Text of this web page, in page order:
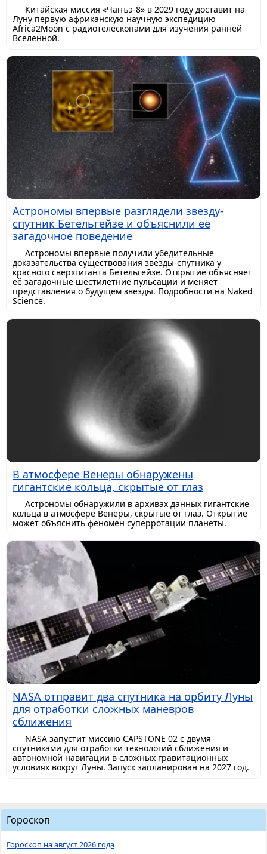
Китайская миссия «Чанъэ-8» в 2029 году доставит на
Луну первую африканскую научную экспедицию
Africa2Moon с радиотелескопами для изучения ранней
Вселенной.
Астрономы впервые разглядели звезду-
спутник Бетельгейзе и объяснили её
загадочное поведение
Астрономы впервые получили убедительные
доказательства существования звезды-спутника у
красного сверхгиганта Бетельгейзе. Открытие объясняет
её загадочные шестилетние пульсации и меняет
представления о будущем звезды. Подробности на Naked
Science.
В атмосфере Венеры обнаружены
гигантские кольца, скрытые от глаз
Астрономы обнаружили в архивах данных гигантские
кольца в атмосфере Венеры, скрытые от глаз. Открытие
может объяснить феномен суперротации планеты.
NASA отправит два спутника на орбиту Луны
для отработки сложных маневров
сближения
NASA запустит миссию CAPSTONE 02 с двумя
спутниками для отработки технологий сближения и
автономной навигации в сложных гравитационных
условиях вокруг Луны. Запуск запланирован на 2027 год.
Гороскоп
Гороскоп на август 2026 года